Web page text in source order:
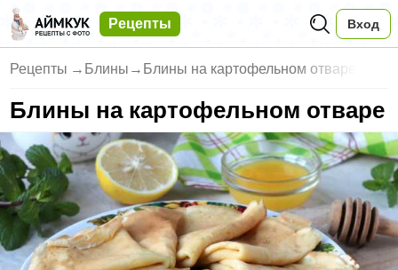
Рецепты Вход
Рецепты → Блины → Блины на картофельном отваре
Блины на картофельном отваре